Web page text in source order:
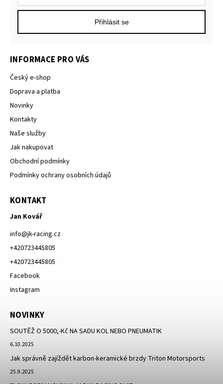
INFORMACE PRO VÁS
Český e-shop
Doprava a platba
Novinky
Kontakty
Naše služby
Jak nakupovat
Obchodní podmínky
Podmínky ochrany osobních údajů
KONTAKT
Jan Kovář
info@jk-racing.cz
+420723445805
+420723445805
Facebook
Instagram
NOVINKY
SOUTĚŽ O 5000,-Kč NA SADU KOL NEBO PNEUMATIK
6.10.2025
Jak správně zajíždět karbon-keramické brzdy Triton Motorsports
25.9.2025
Přihlásit se